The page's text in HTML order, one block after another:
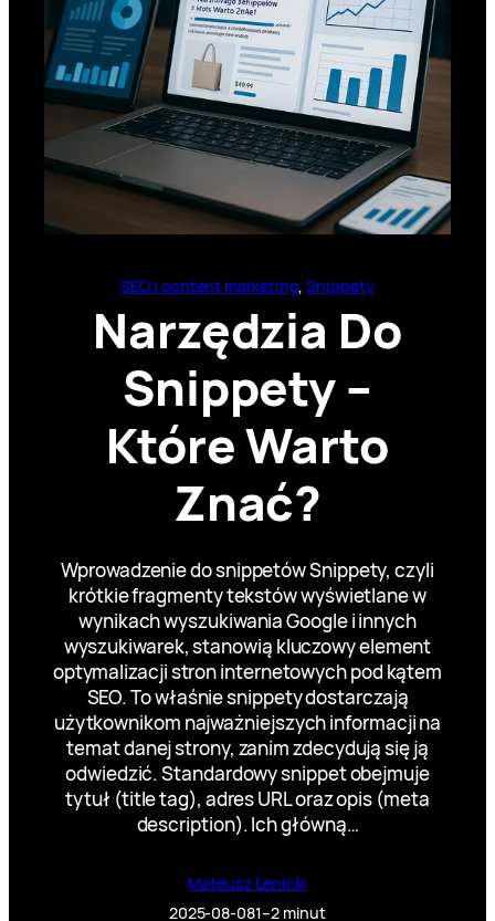
SEO i content marketing , Snippety
Narzędzia Do
Snippety –
Które Warto
Znać?
Wprowadzenie do snippetów Snippety, czyli
krótkie fragmenty tekstów wyświetlane w
wynikach wyszukiwania Google i innych
wyszukiwarek, stanowią kluczowy element
optymalizacji stron internetowych pod kątem
SEO. To właśnie snippety dostarczają
użytkownikom najważniejszych informacji na
temat danej strony, zanim zdecydują się ją
odwiedzić. Standardowy snippet obejmuje
tytuł (title tag), adres URL oraz opis (meta
description). Ich główną…
Mateusz Lenicki
2025-08-081–2 minut